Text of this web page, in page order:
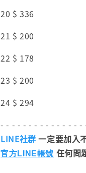
20 $ 336
21 $ 200
22 $ 178
23 $ 200
24 $ 294
- - - - - - - - - - - - - - -
LINE社群 一定要加入
官方LINE帳號 任何問